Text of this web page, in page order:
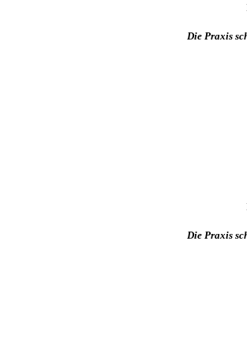
Die Praxis
Die Praxis